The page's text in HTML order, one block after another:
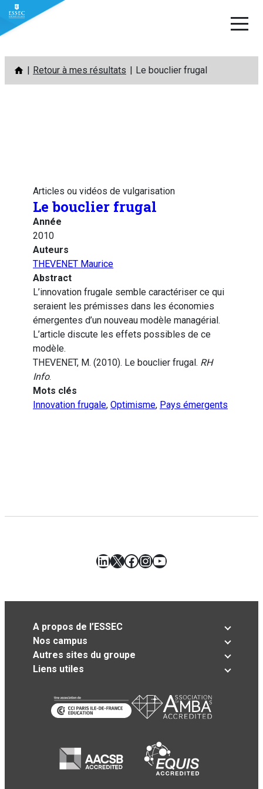
Aller
contenu
Retour à mes résultats Le bouclier frugal
Articles ou vidéos de vulgarisation
Le bouclier frugal
Année
2010
Auteurs
THEVENET Maurice
Abstract
L’innovation frugale semble caractériser ce qui
seraient les prémisses dans les économies
émergentes d’un nouveau modèle managérial.
L’article discute les effets possibles de ce
modèle.
THEVENET, M. (2010). Le bouclier frugal. RH
Info.
Mots clés
Innovation frugale, Optimisme, Pays émergents
LinkedIn
X Facebook
Instagram
YouTube
A propos de l’ESSEC
Nos campus
Autres sites du groupe
Liens utiles